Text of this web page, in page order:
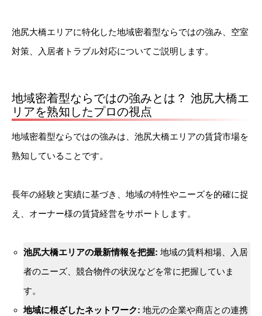
池尻大橋エリアに特化した地域密着型ならではの強み、空室
対策、入居者トラブル対応についてご説明します。
地域密着型ならではの強みとは？ 池尻大橋エ
リアを熟知したプロの視点
地域密着型ならではの強みは、池尻大橋エリアの賃貸市場を
熟知していることです。
長年の経験と実績に基づき、地域の特性やニーズを的確に捉
え、オーナー様の賃貸経営をサポートします。
池尻大橋エリアの最新情報を把握: 地域の賃料相場、入居
者のニーズ、競合物件の状況などを常に把握していま
す。
地域に根ざしたネットワーク: 地元の企業や商店との連携